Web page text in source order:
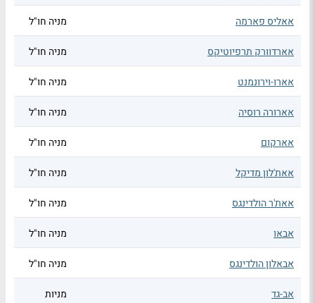
אאליס פארמה מניה חו"ל
אארדוורק תרפיוטיקס מניה חו"ל
אארו-וירונמנט מניה חו"ל
אארורה רוסיה מניה חו"ל
אארקום מניה חו"ל
אאת'לון מדיקל מניה חו"ל
אאת'ר הולדינגס מניה חו"ל
אבאו מניה חו"ל
אבאלון הולדינגס מניה חו"ל
אב-גד מניות